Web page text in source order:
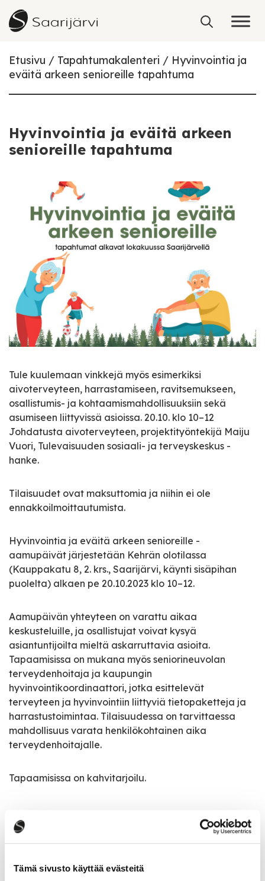
Tämä sivusto käyttää evästeitä
Skip to content
Etusivu Tapahtumakalenteri
Hyvinvointia ja
eväitä arkeen senioreille tapahtuma
Hyvinvointia ja eväitä arkeen
senioreille tapahtuma
Tule kuulemaan vinkkejä myös esimerkiksi
aivoterveyteen, harrastamiseen, ravitsemukseen,
osallistumis- ja kohtaamismahdollisuuksiin sekä
asumiseen liittyvissä asioissa. 20.10. klo 10–12
Johdatusta aivoterveyteen, projektityöntekijä Maiju
Vuori, Tulevaisuuden sosiaali- ja terveyskeskus -
hanke.
Tilaisuudet ovat maksuttomia ja niihin ei ole
ennakkoilmoittautumista.
Hyvinvointia ja eväitä arkeen senioreille -
aamupäivät järjestetään Kehrän olotilassa
(Kauppakatu 8, 2. krs., Saarijärvi, käynti sisäpihan
puolelta) alkaen pe 20.10.2023 klo 10–12.
Aamupäivän yhteyteen on varattu aikaa
keskusteluille, ja osallistujat voivat kysyä
asiantuntijoilta mieltä askarruttavia asioita.
Tapaamisissa on mukana myös seniorineuvolan
terveydenhoitaja ja kaupungin
hyvinvointikoordinaattori, jotka esittelevät
terveyteen ja hyvinvointiin liittyviä tietopaketteja ja
harrastustoimintaa. Tilaisuudessa on tarvittaessa
mahdollisuus varata henkilökohtainen aika
terveydenhoitajalle.
Tapaamisissa on kahvitarjoilu.
Tapahtumatiedot